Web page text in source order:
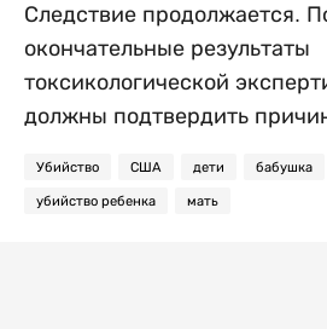
Следствие продолжается.
окончательные результаты
токсикологической
должны подтвердить
Убийство США дети бабушка
убийство ребенка мать